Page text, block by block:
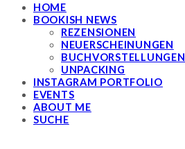
HOME
BOOKISH NEWS
REZENSIONEN
NEUERSCHEINUNGEN
BUCHVORSTELLUNGEN
UNPACKING
INSTAGRAM PORTFOLIO
EVENTS
ABOUT ME
SUCHE